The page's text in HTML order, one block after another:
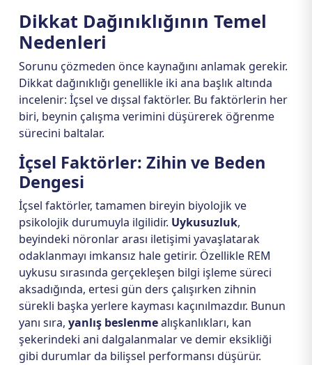
Dikkat Dağınıklığının Temel
Nedenleri
Sorunu çözmeden önce kaynağını anlamak gerekir.
Dikkat dağınıklığı genellikle iki ana başlık altında
incelenir: İçsel ve dışsal faktörler. Bu faktörlerin her
biri, beynin çalışma verimini düşürerek öğrenme
sürecini baltalar.
İçsel Faktörler: Zihin ve Beden
Dengesi
İçsel faktörler, tamamen bireyin biyolojik ve
psikolojik durumuyla ilgilidir. Uykusuzluk,
beyindeki nöronlar arası iletişimi yavaşlatarak
odaklanmayı imkansız hale getirir. Özellikle REM
uykusu sırasında gerçekleşen bilgi işleme süreci
aksadığında, ertesi gün ders çalışırken zihnin
sürekli başka yerlere kayması kaçınılmazdır. Bunun
yanı sıra, yanlış beslenmealışkanlıkları, kan
şekerindeki ani dalgalanmalar ve demir eksikliği
gibi durumlar da bilişsel performansı düşürür.